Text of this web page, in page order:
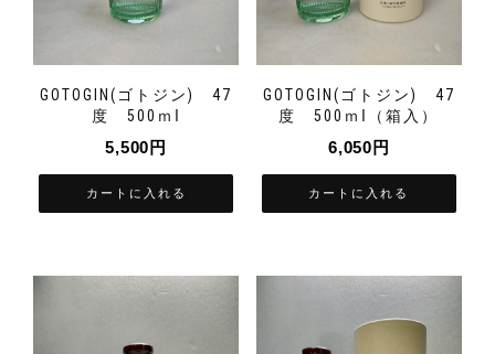
GOTOGIN(ゴトジン) 47
度 500ｍⅼ
5,500 円
カートに入れる
GOTOGIN(ゴトジン) 47
度 500ｍⅼ（箱入）
6,050 円
カートに入れる